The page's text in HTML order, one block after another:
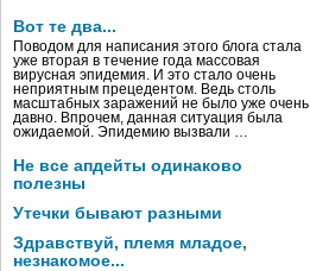
Вот те два...
Поводом для написания этого блога стала
уже вторая в течение года массовая
вирусная эпидемия. И это стало очень
неприятным прецедентом. Ведь столь
масштабных заражений не было уже очень
давно. Впрочем, данная ситуация была
ожидаемой. Эпидемию вызвали …
Не все апдейты одинаково
полезны
Утечки бывают разными
Здравствуй, племя младое,
незнакомое...